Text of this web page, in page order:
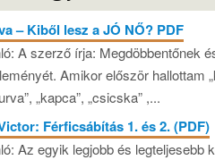
– Kiből lesz a JÓ NŐ? PDF
A szerző írja: Megdöbbentőnek
Amikor először hallottam
„kapca”, „csicska” ,...
Férficsábítás 1. és 2. (PDF)
Az egyik legjobb és legteljesebb